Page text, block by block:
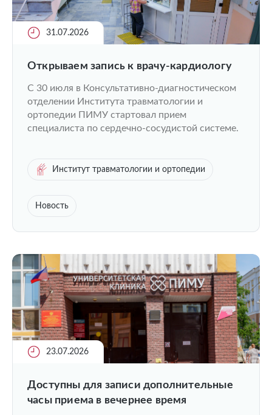
31.07.2026
Открываем запись к врачу-кардиологу
C 30 июля в Консультативно-диагностическом
отделении Института травматологии и
ортопедии ПИМУ стартовал прием
специалиста по сердечно-сосудистой системе.
Институт травматологии и ортопедии
Новость
23.07.2026
Доступны для записи дополнительные
часы приема в вечернее время